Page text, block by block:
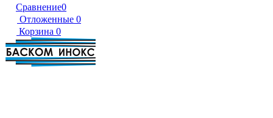
Сравнение0
Отложенные 0
Корзина 0